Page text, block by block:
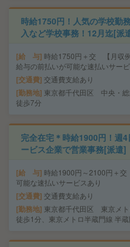
時給1750円！人気の学校勤
入など学校事務！12月迄[派
給 与 時給1750円＋交 【月収
給与の前払いが可能な速払いサー
交通費 交通費支給あり
勤務地 東京都千代田区 中央・総
徒歩7分
完全在宅＊時給1900円！週
ービス企業で営業事務[派遣]
給 与 時給1900円～2100円＋
可能な速払いサービスあり
交通費 交通費支給あり
勤務地 東京都千代田区 東京メト
徒歩1分、東京メトロ半蔵門線 半